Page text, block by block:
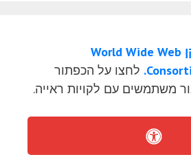
אתרנו עומד בתקן World Wide Web
לחצו על הכפתור
משתמשים עם לקויות ראייה.